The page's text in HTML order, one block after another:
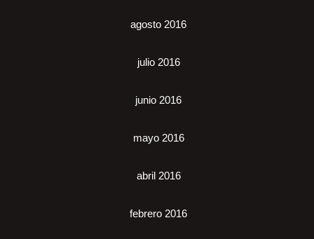
agosto 2016
julio 2016
junio 2016
mayo 2016
abril 2016
febrero 2016